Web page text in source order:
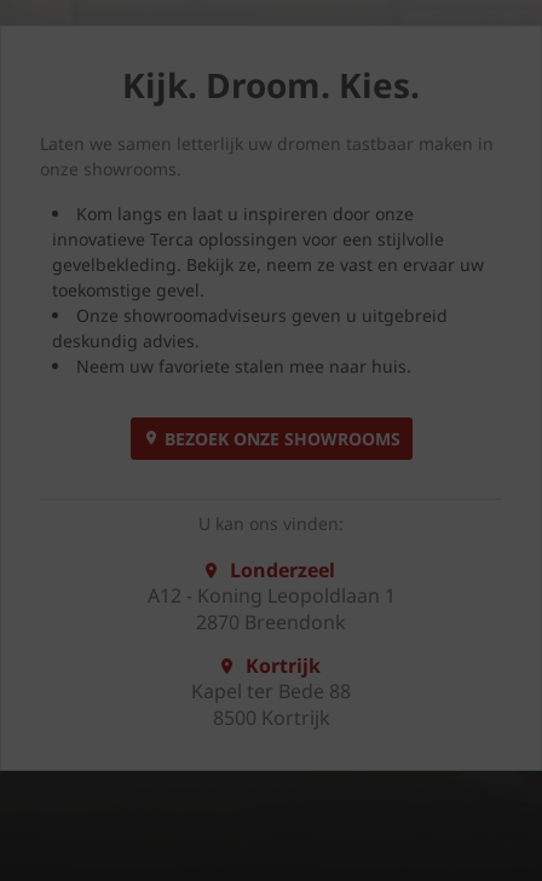
Kijk. Droom. Kies.
Laten we samen letterlijk uw dromen tastbaar maken in
onze showrooms.
Kom langs en laat u inspireren door onze
innovatieve Terca oplossingen voor een stijlvolle
gevelbekleding. Bekijk ze, neem ze vast en ervaar uw
toekomstige gevel.
Onze showroomadviseurs geven u uitgebreid
deskundig advies.
Neem uw favoriete stalen mee naar huis.
BEZOEK ONZE SHOWROOMS
U kan ons vinden:
Londerzeel
A12 - Koning Leopoldlaan 1
2870 Breendonk
Kortrijk
Kapel ter Bede 88
8500 Kortrijk